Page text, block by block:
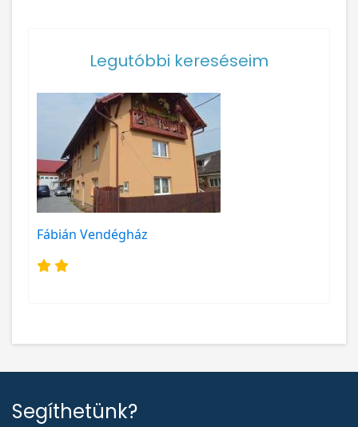
Legutóbbi kereséseim
Fábián Vendégház
Segíthetünk?